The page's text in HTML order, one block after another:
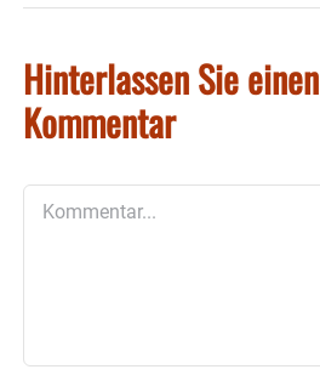
Hinterlassen Sie einen
Kommentar